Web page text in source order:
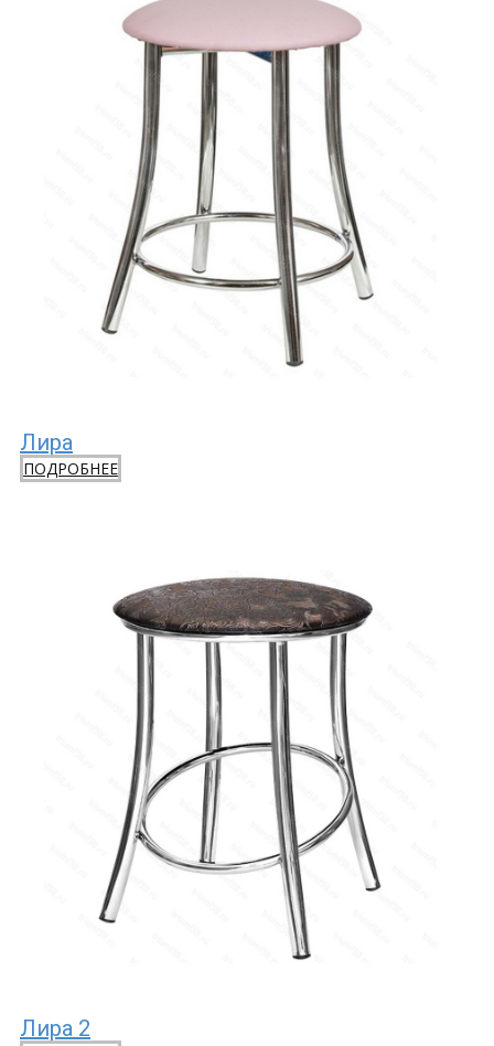
Лира
ПОДРОБНЕЕ
Лира 2